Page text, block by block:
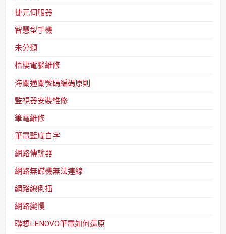
捷元伺服器
智慧型手機
未分類
梧棲電腦維修
海關通關號碼編碼原則
監視器安裝維修
筆電維修
筆電藍底白字
網路傳輸器
網路無碟機無法連線
網路線倒插
網路變慢
聯想LENOVO筆電如何還原